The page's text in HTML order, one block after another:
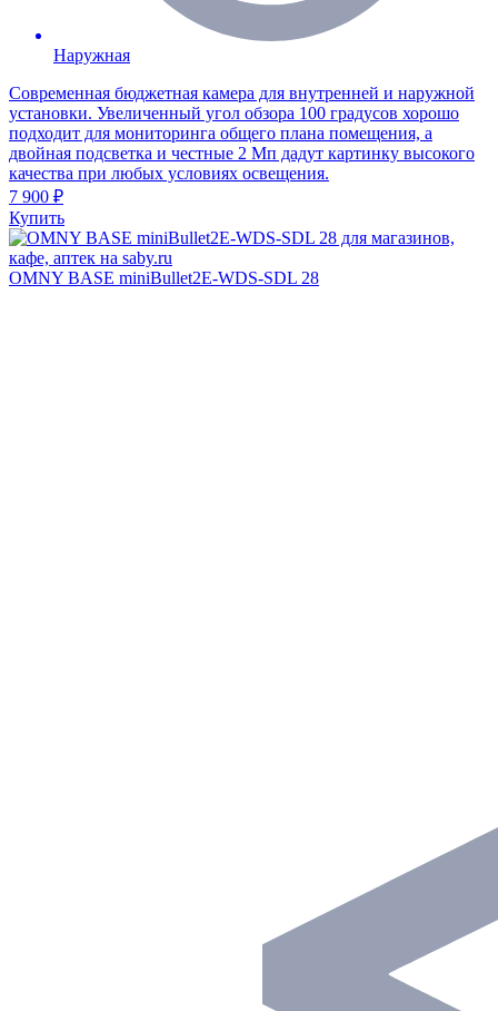
Наружная
Современная бюджетная камера для внутренней и наружной
установки. Увеличенный угол обзора 100 градусов хорошо
подходит для мониторинга общего плана помещения, а
двойная подсветка и честные 2 Мп дадут картинку высокого
качества при любых условиях освещения.
7 900 ₽
Купить
OMNY BASE miniBullet2E-WDS-SDL 28